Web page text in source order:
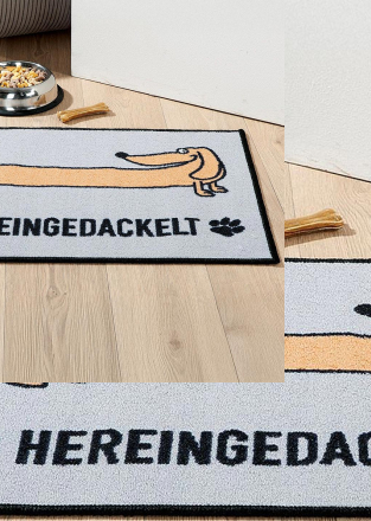
mit Dackelmotiv und Schriftzug